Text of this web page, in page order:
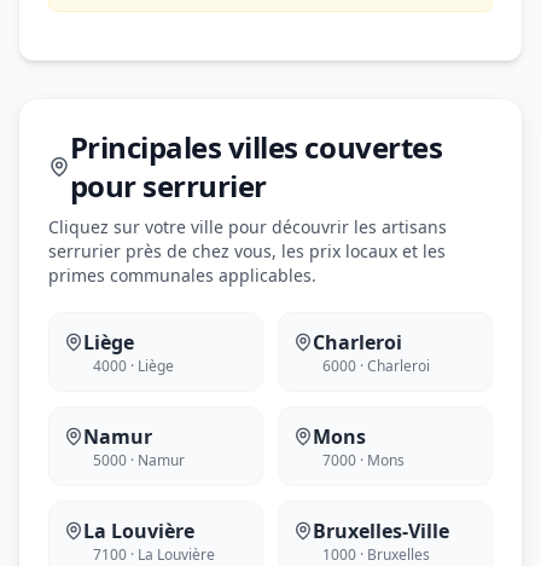
Principales villes couvertes
pour serrurier
Cliquez sur votre ville pour découvrir les artisans
serrurier près de chez vous, les prix locaux et les
primes communales applicables.
Liège
4000 · Liège
Charleroi
6000 · Charleroi
Namur
5000 · Namur
Mons
7000 · Mons
La Louvière
7100 · La Louvière
Bruxelles-Ville
1000 · Bruxelles